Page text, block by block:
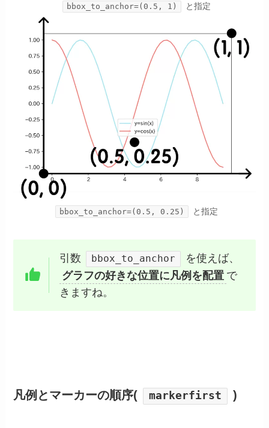
bbox_to_anchor=(0.5, 1) と指定
bbox_to_anchor=(0.5, 0.25) と指定
引数 bbox_to_anchor
を使えば、
グラフの好きな位置に凡例を配置 で
きますね。
凡例とマーカーの順序( markerfirst )